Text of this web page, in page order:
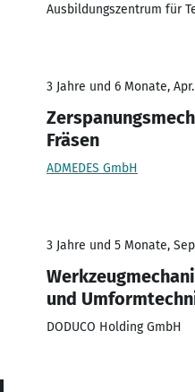
Ausbildungszentrum für
3 Jahre und 6 Monate,
Fräsen
ADMEDES GmbH
3 Jahre und 5 Monate,
und
DODUCO Holding GmbH